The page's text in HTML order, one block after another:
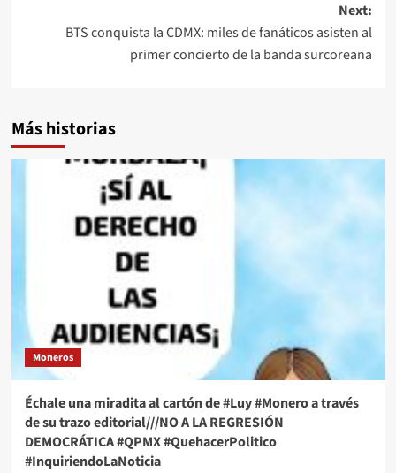
Next:
BTS conquista la CDMX: miles de fanáticos asisten al
primer concierto de la banda surcoreana
Más historias
Moneros
Échale una miradita al cartón de #Luy #Monero a través
de su trazo editorial///NO A LA REGRESIÓN
DEMOCRÁTICA #QPMX #QuehacerPolitico
#InquiriendoLaNoticia